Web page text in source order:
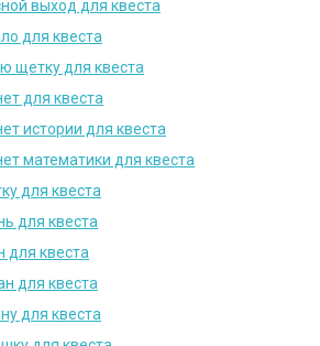
выход для квеста
для квеста
щетку для квеста
для квеста
истории для квеста
математики для квеста
для квеста
для квеста
для квеста
для квеста
для квеста